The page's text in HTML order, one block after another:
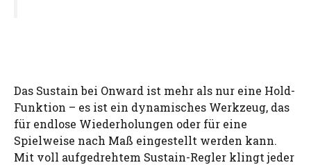
Das Sustain bei Onward ist mehr als nur eine Hold-
Funktion – es ist ein dynamisches Werkzeug, das
für endlose Wiederholungen oder für eine
Spielweise nach Maß eingestellt werden kann.
Mit voll aufgedrehtem Sustain-Regler klingt jeder